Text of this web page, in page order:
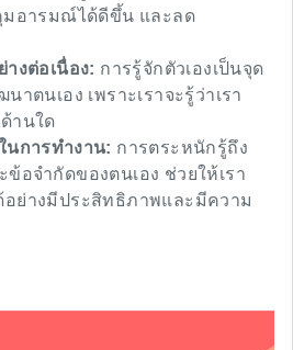
มอารมณ์ได้ดีขึ้น และลด
งต่อเนื่อง: การรู้จักตัวเองเป็นจุด
าตนเอง เพราะเราจะรู้ว่าเรา
านใด
นการทำงาน: การตระหนักรู้ถึง
อจำกัดของตนเอง ช่วยให้เรา
อย่างมีประสิทธิภาพและมีความ